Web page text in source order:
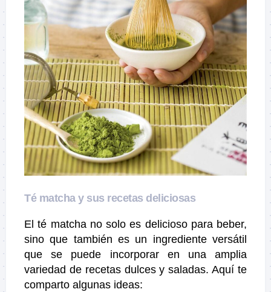
Té matcha y sus recetas deliciosas
El té matcha no solo es delicioso para beber,
sino que también es un ingrediente versátil
que se puede incorporar en una amplia
variedad de recetas dulces y saladas. Aquí te
comparto algunas ideas: